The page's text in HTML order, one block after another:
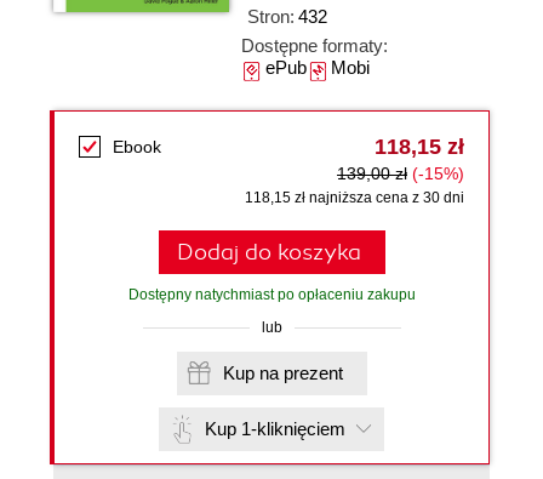
Stron: 432
Dostępne formaty:
ePubMobi
Ebook 118,15 zł
139,00 zł (-15%)
118,15 zł najniższa cena z 30 dni
Dodaj do koszyka
Dostępny natychmiast po opłaceniu zakupu
lub
Kup na prezent
Kup 1-kliknięciem